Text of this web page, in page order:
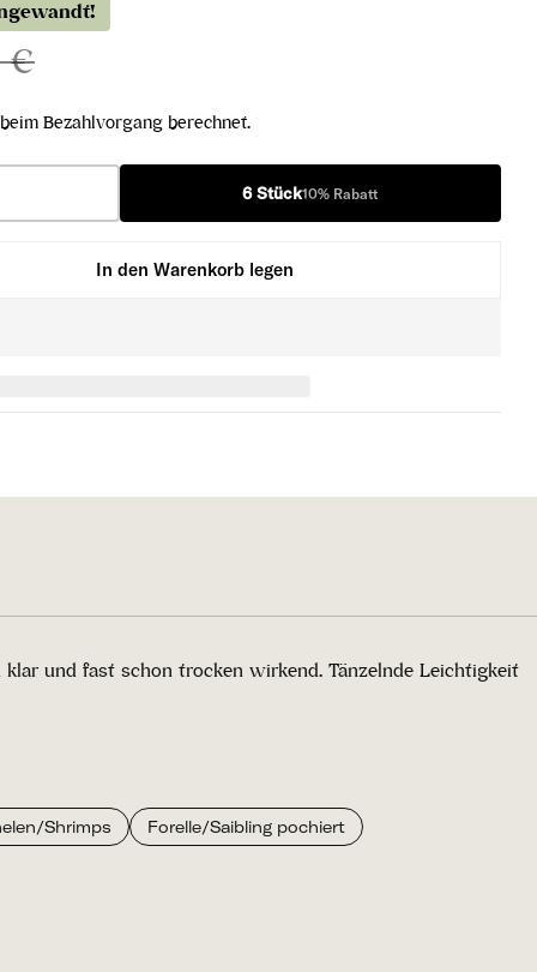
€
Bezahlvorgang berechnet.
6 Stück10% Rabatt
2022 verringern
Kabin(O)tt 2022 erhöhen
In den Warenkorb legen
und fast schon trocken wirkend. Tänzelnde Leichtigkeit
Shrimps Forelle/Saibling pochiert